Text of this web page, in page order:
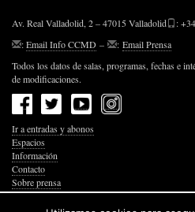
Av. Real Valladolid, 2 – 47015 Valladolid
:
:Email Info CCMD – : Email Prensa
Todos los datos de salas, programas, fechas e
de modificaciones.
Ir a entradas y abonos
Espacios
Información
Contacto
Sobre prensa
Política de Privacidad
Política de Cookies